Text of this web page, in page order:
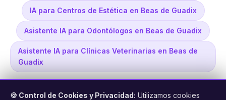
IA para Centros de Estética en Beas de Guadix
Asistente IA para Odontólogos en Beas de Guadix
Asistente IA para Clínicas Veterinarias en Beas de
Guadix
🍪 Control de Cookies y Privacidad: Utilizamos cookies